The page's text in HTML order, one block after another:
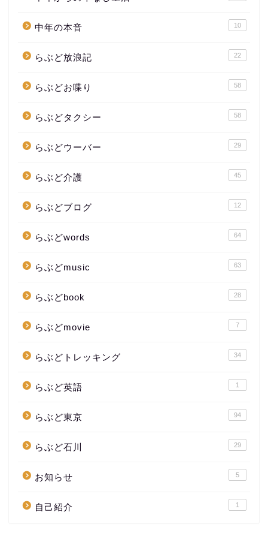
中年の本音 10
らぶど放浪記 22
らぶどお喋り 58
らぶどタクシー 58
らぶどウーバー 29
らぶど介護 45
らぶどブログ 12
らぶどwords 64
らぶどmusic 63
らぶどbook 28
らぶどmovie 7
らぶどトレッキング 34
らぶど英語 1
らぶど東京 94
らぶど石川 29
お知らせ 5
自己紹介 1